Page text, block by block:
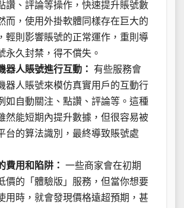
讚、評論等操作，快速提升賬號數
而，使用外掛軟體同樣存在巨大的
輕則影響賬號的正常運作，重則導
永久封禁，得不償失。
器人賬號進行互動：
有些服務會
器人賬號來模仿真實用戶的互動行
如自動關注、點讚、評論等。這種
然能短期內提升數據，但很容易被
台的算法識別，最終導致賬號處
費用和陷阱： 一些商家會在初期
價的「體驗版」服務，但當你想要
用時，就會發現價格遠超預期，甚